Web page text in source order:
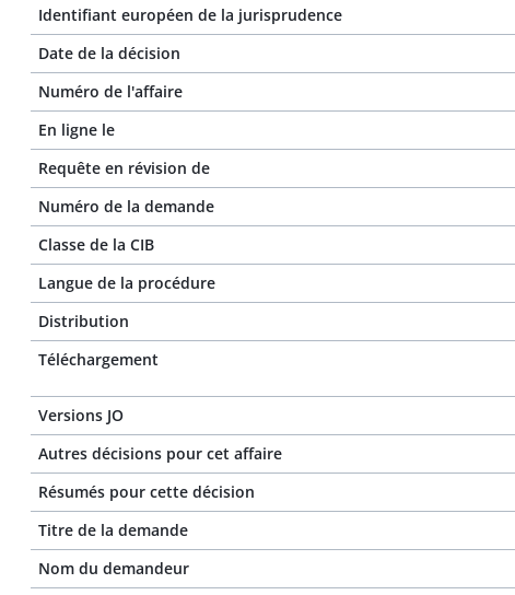
Identifiant européen de la jurisprudence
Date de la décision
Numéro de l'affaire
En ligne le
Requête en révision de
Numéro de la demande
Classe de la CIB
Langue de la procédure
Distribution
Téléchargement
Versions JO
Autres décisions pour cet affaire
Résumés pour cette décision
Titre de la demande
Nom du demandeur